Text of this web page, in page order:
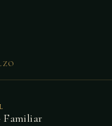
Familiar